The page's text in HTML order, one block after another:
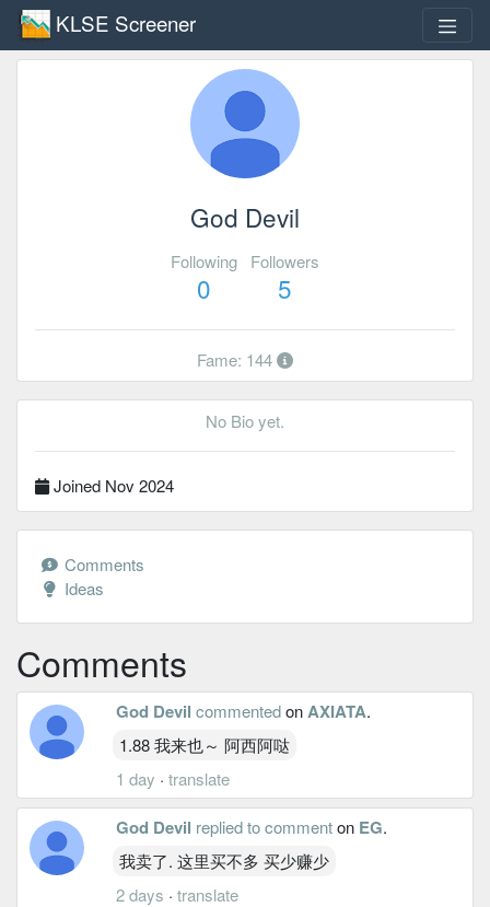
KLSE Screener
God Devil
Following
0
Followers
5
Fame: 144
No Bio yet.
Joined Nov 2024
Comments
Ideas
Comments
God Devil commentedonAXIATA.
1.88 我来也～ 阿西阿哒
1 day · translate
God Devil replied to commenton EG.
我卖了. 这里买不多 买少赚少
2 days · translate